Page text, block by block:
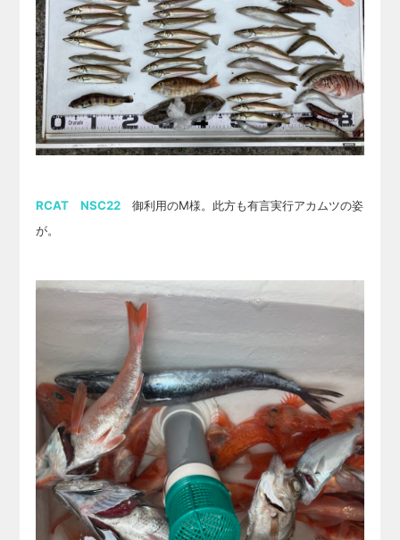
RCAT NSC22 御利用のM様。此方も有言実行アカムツの姿
が。